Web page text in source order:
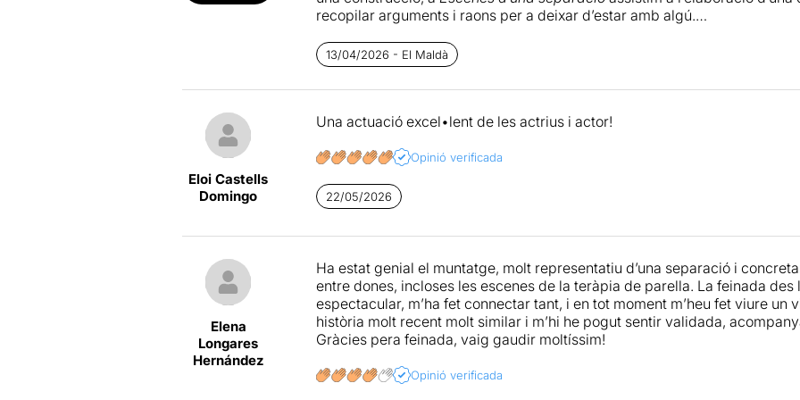
Si teniu ganes d’un teatre honest, viu i profundament humà, aneu-hi!
recopilar arguments i raons per a deixar d’estar amb algú.
L’estructura de la posada en escena és fragmentada mitjançant elipsis
l’espectador a imaginar què ha passat durant els períodes que els
Alhora, un narrador (Eric Balbàs) amb aire jocós punteja les escenes i
públic que, indefectiblement, sent que allò que s’està representant remet
temptació de caure en el dramatisme excessiu. Són personatges
qualsevol de nosaltres, i ambigus que es resisteixen a ser percebuts com
En realitat, la dissolució d’una manera de relacionar-se acaba sent el
d’una parella que deixa de ser-ho, o no. No us ho perdeu!
13/04/2026 - El Maldà
Eloi Castells
Domingo
Una actuació excel•lent de les actrius i actor!
Opinió verificada
22/05/2026
Elena
Longares
Hernández
Ha estat genial el muntatge, molt representatiu d’una separació i
entre dones, incloses les escenes de la teràpia de parella. La feinada
espectacular, m’ha fet connectar tant, i en tot moment m’heu fet viure un
història molt recent molt similar i m’hi he pogut sentir validada,
Gràcies pera feinada, vaig gaudir moltíssim!
Opinió verificada